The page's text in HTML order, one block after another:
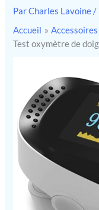
ParCharles Lavoine /
Accueil
Test oxymètre de